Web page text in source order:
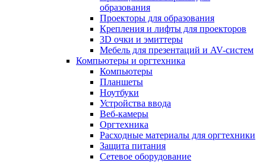
образования
Проекторы для образования
Крепления и лифты для проекторов
3D очки и эмиттеры
Мебель для презентаций и AV-систем
Компьютеры и оргтехника
Компьютеры
Планшеты
Ноутбуки
Устройства ввода
Веб-камеры
Оргтехника
Расходные материалы для оргтехники
Защита питания
Сетевое оборудование